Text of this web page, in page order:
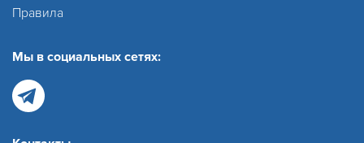
Правила
Мы в социальных сетях: